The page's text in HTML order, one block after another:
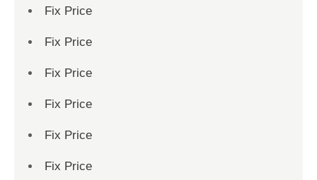
Fix Price
Fix Price
Fix Price
Fix Price
Fix Price
Fix Price